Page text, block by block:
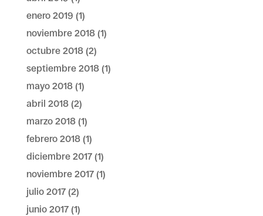
enero 2019 (1)
noviembre 2018(1)
octubre 2018(2)
septiembre 2018(1)
mayo 2018(1)
abril 2018(2)
marzo 2018(1)
febrero 2018(1)
diciembre 2017(1)
noviembre 2017(1)
julio 2017(2)
junio 2017(1)